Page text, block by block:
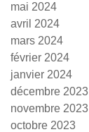
mai 2024
avril 2024
mars 2024
février 2024
janvier 2024
décembre 2023
novembre 2023
octobre 2023